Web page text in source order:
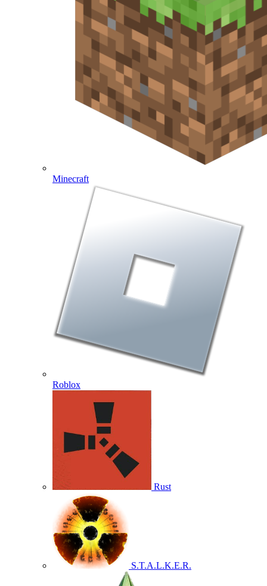
Minecraft
Roblox
Rust
S.T.A.L.K.E.R.